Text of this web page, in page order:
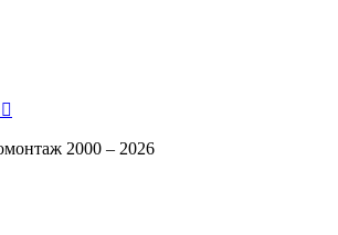

2000 – 2026